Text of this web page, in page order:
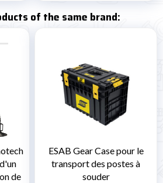
of the same brand:
de
ESAB Gear Case pour le
transport des postes à
souder